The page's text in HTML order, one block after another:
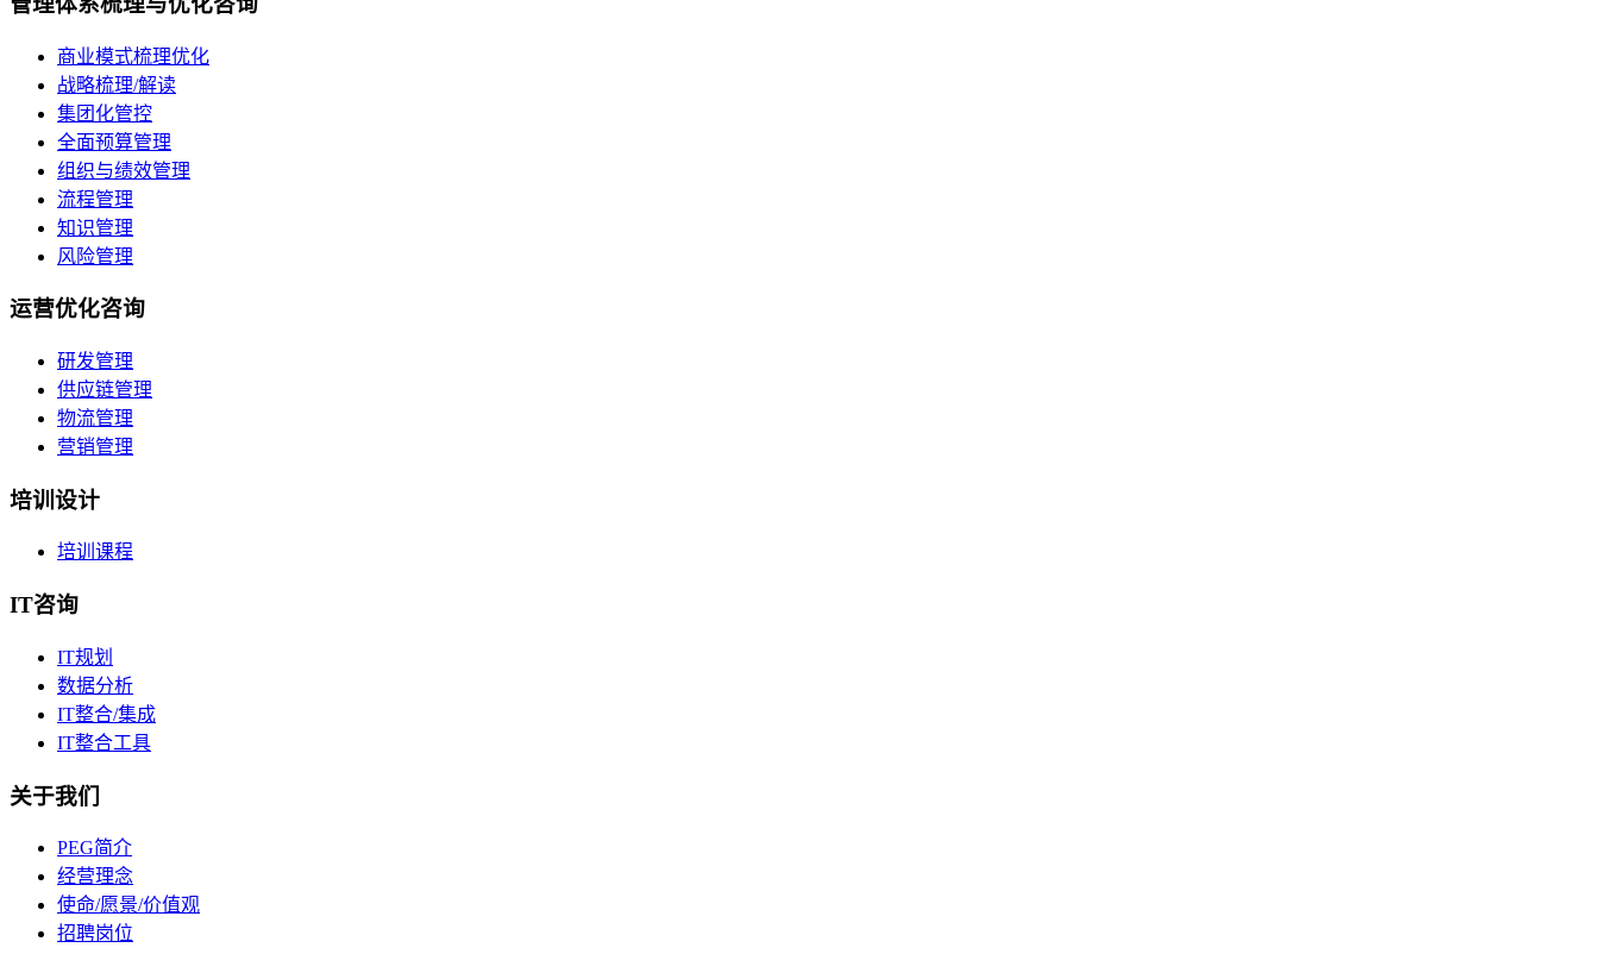
商业模式梳理优化
战略梳理/解读
集团化管控
全面预算管理
组织与绩效管理
流程管理
知识管理
风险管理
运营优化咨询
研发管理
供应链管理
物流管理
营销管理
培训设计
培训课程
IT咨询
IT规划
数据分析
IT整合/集成
IT整合工具
关于我们
PEG简介
经营理念
使命/愿景/价值观
招聘岗位